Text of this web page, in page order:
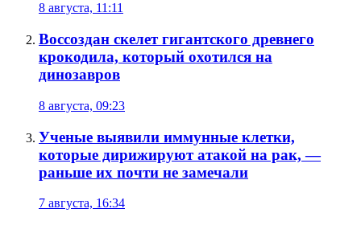
8 августа, 11:11
Воссоздан скелет гигантского древнего
крокодила, который охотился на
динозавров
8 августа, 09:23
Ученые выявили иммунные клетки,
которые дирижируют атакой на рак, —
раньше их почти не замечали
7 августа, 16:34